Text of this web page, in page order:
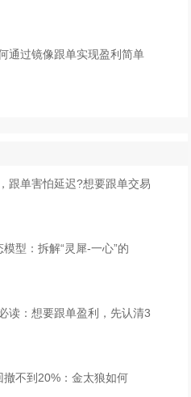
通过镜像跟单实现盈利简单
跟单害怕延迟?想要跟单交易
型：拆解“灵犀-一心”的
读：想要跟单盈利，先认清3
撤不到20%：金太狼如何